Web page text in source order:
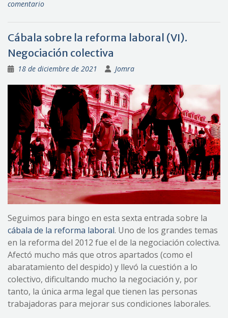
comentario
Cábala sobre la reforma laboral (VI).
Negociación colectiva
18 de diciembre de 2021 Jomra
Seguimos para bingo en esta sexta entrada sobre la
cábala de la reforma laboral. Uno de los grandes temas
en la reforma del 2012 fue el de la negociación colectiva.
Afectó mucho más que otros apartados (como el
abaratamiento del despido) y llevó la cuestión a lo
colectivo, dificultando mucho la negociación y, por
tanto, la única arma legal que tienen las personas
trabajadoras para mejorar sus condiciones laborales.